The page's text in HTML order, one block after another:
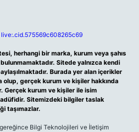
herhangi bir marka, kurum veya şahıs
Sitede yalnızca kendi
Burada yer alan içerikler
olup, gerçek kurum ve kişiler hakkında
Gerçek kurum ve kişiler ile isim
Sitemizdeki bilgiler taslak
taşımazlar.
Bilgi Teknolojileri ve İletişim